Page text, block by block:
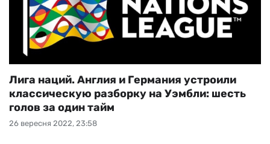
26 вересня 2022, 23:58
Лига наций. Англия и Германия устроили
классическую разборку на Уэмбли: шесть
голов за один тайм